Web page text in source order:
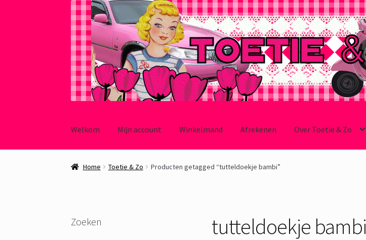
door
naar
Welkom Mijn account Winkelmand Afrekenen Over Toetie & Zo
Home Toetie & Zo Producten getagged “tutteldoekje bambi”
tutteldoekje bambi
Zoeken